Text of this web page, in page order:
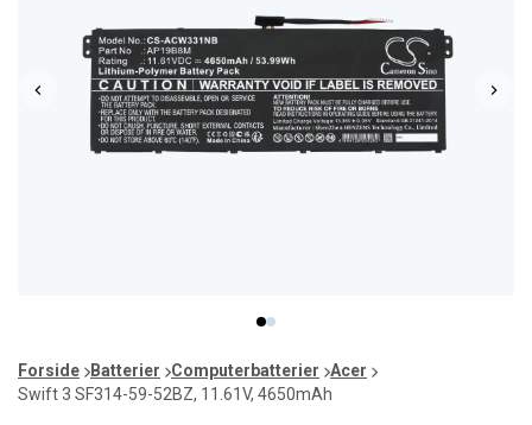
item
0
item
1
of
2
Forside Batterier Computerbatterier
Acer
Swift 3 SF314-59-52BZ, 11.61V, 4650mAh